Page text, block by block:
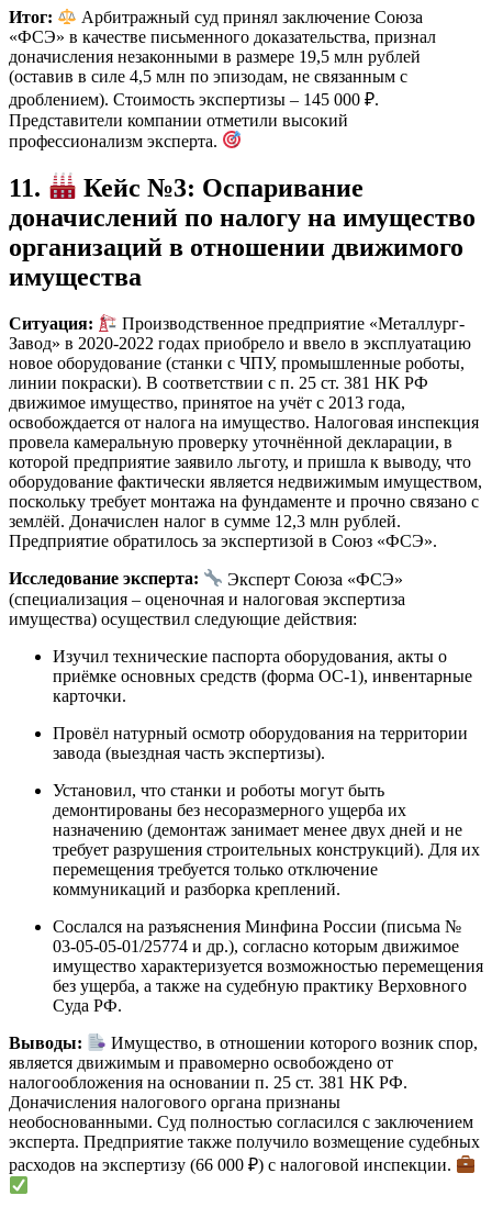
Итог:
Арбитражный суд принял заключение Союза
«ФСЭ» в качестве письменного доказательства, признал
доначисления незаконными в размере 19,5 млн рублей
(оставив в силе 4,5 млн по эпизодам, не связанным с
дроблением). Стоимость экспертизы – 145 000 ₽.
Представители компании отметили высокий
профессионализм эксперта.
11.
Кейс №3: Оспаривание
доначислений по налогу на имущество
организаций в отношении движимого
имущества
Ситуация:
Производственное предприятие «Металлург-
Завод» в 2020-2022 годах приобрело и ввело в эксплуатацию
новое оборудование (станки с ЧПУ, промышленные роботы,
линии покраски). В соответствии с п. 25 ст. 381 НК РФ
движимое имущество, принятое на учёт с 2013 года,
освобождается от налога на имущество. Налоговая инспекция
провела камеральную проверку уточнённой декларации, в
которой предприятие заявило льготу, и пришла к выводу, что
оборудование фактически является недвижимым имуществом,
поскольку требует монтажа на фундаменте и прочно связано с
землёй. Доначислен налог в сумме 12,3 млн рублей.
Предприятие обратилось за экспертизой в Союз «ФСЭ».
Исследование эксперта:
Эксперт Союза «ФСЭ»
(специализация – оценочная и налоговая экспертиза
имущества) осуществил следующие действия:
Изучил технические паспорта оборудования, акты о
приёмке основных средств (форма ОС-1), инвентарные
карточки.
Провёл натурный осмотр оборудования на территории
завода (выездная часть экспертизы).
Установил, что станки и роботы могут быть
демонтированы без несоразмерного ущерба их
назначению (демонтаж занимает менее двух дней и не
требует разрушения строительных конструкций). Для их
перемещения требуется только отключение
коммуникаций и разборка креплений.
Сослался на разъяснения Минфина России (письма №
03-05-05-01/25774 и др.), согласно которым движимое
имущество характеризуется возможностью перемещения
без ущерба, а также на судебную практику Верховного
Суда РФ.
Выводы:
Имущество, в отношении которого возник спор,
является движимым и правомерно освобождено от
налогообложения на основании п. 25 ст. 381 НК РФ.
Доначисления налогового органа признаны
необоснованными. Суд полностью согласился с заключением
эксперта. Предприятие также получило возмещение судебных
расходов на экспертизу (66 000 ₽) с налоговой инспекции.